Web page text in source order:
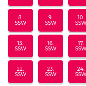
8.
SSW
9.
SSW
10.
SSW
15.
SSW
16.
SSW
17.
SSW
22.
SSW
23.
SSW
24.
SSW